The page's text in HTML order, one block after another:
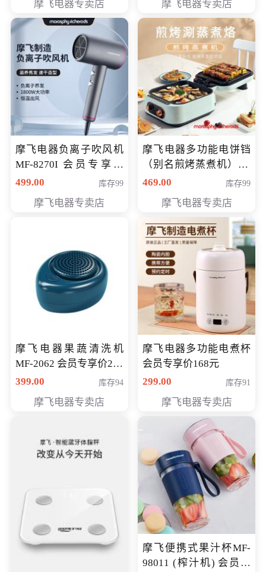
摩飞电器专卖店 摩飞电器专卖店
摩飞电器负离子吹风机
MF-8270I 会员专享价
369元
499.00 库存99
摩飞电器专卖店
摩飞电器多功能电饼铛
（别名煎烤蒸煮机） 型
号MF-8888B 会员专享
469.00 库存99
摩飞电器专卖店
摩飞电器果蔬清洗机
MF-2062 会员专享价268
元
399.00 库存94
摩飞电器专卖店
摩飞电器多功能电煮杯
会员专享价168元
299.00
库存91
摩飞电器专卖店
摩飞便携式果汁杯MF-
98011 (榨汁机) 会员专